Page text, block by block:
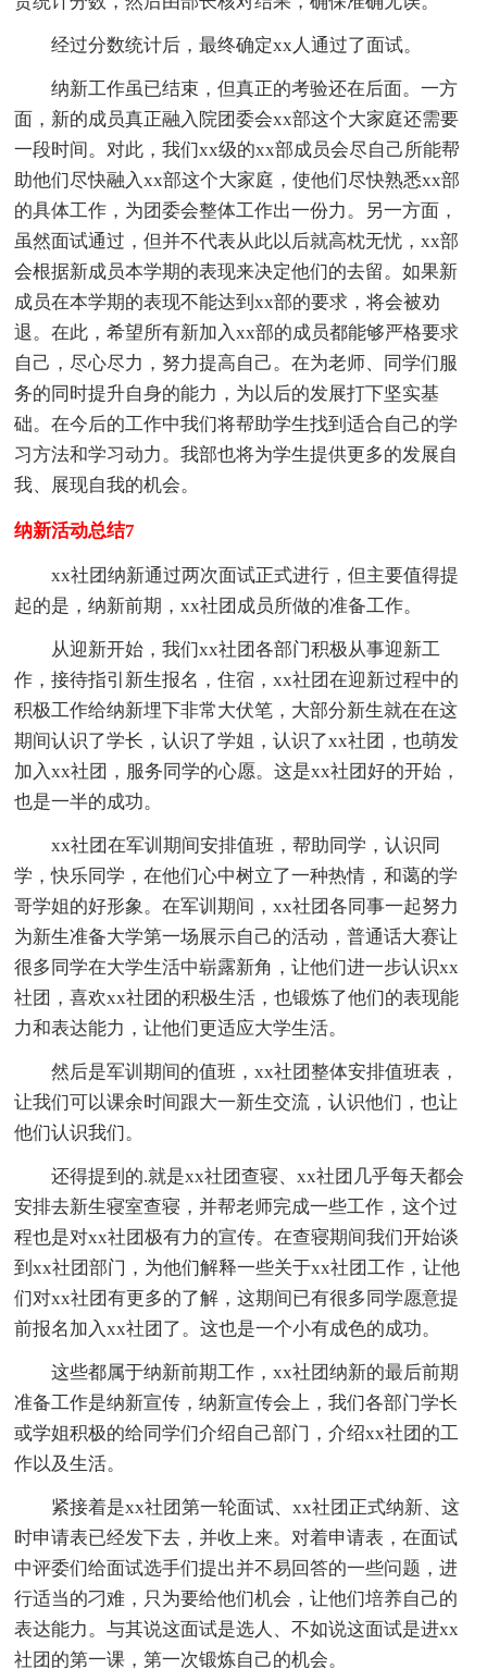
经过分数统计后，最终确定xx人通过了面试。
纳新工作虽已结束，但真正的考验还在后面。一方
面，新的成员真正融入院团委会xx部这个大家庭还需要
一段时间。对此，我们xx级的xx部成员会尽自己所能帮
助他们尽快融入xx部这个大家庭，使他们尽快熟悉xx部
的具体工作，为团委会整体工作出一份力。另一方面，
虽然面试通过，但并不代表从此以后就高枕无忧，xx部
会根据新成员本学期的表现来决定他们的去留。如果新
成员在本学期的表现不能达到xx部的要求，将会被劝
退。在此，希望所有新加入xx部的成员都能够严格要求
自己，尽心尽力，努力提高自己。在为老师、同学们服
务的同时提升自身的能力，为以后的发展打下坚实基
础。在今后的工作中我们将帮助学生找到适合自己的学
习方法和学习动力。我部也将为学生提供更多的发展自
我、展现自我的机会。
纳新活动总结7
xx社团纳新通过两次面试正式进行，但主要值得提
起的是，纳新前期，xx社团成员所做的准备工作。
从迎新开始，我们xx社团各部门积极从事迎新工
作，接待指引新生报名，住宿，xx社团在迎新过程中的
积极工作给纳新埋下非常大伏笔，大部分新生就在在这
期间认识了学长，认识了学姐，认识了xx社团，也萌发
加入xx社团，服务同学的心愿。这是xx社团好的开始，
也是一半的成功。
xx社团在军训期间安排值班，帮助同学，认识同
学，快乐同学，在他们心中树立了一种热情，和蔼的学
哥学姐的好形象。在军训期间，xx社团各同事一起努力
为新生准备大学第一场展示自己的活动，普通话大赛让
很多同学在大学生活中崭露新角，让他们进一步认识xx
社团，喜欢xx社团的积极生活，也锻炼了他们的表现能
力和表达能力，让他们更适应大学生活。
然后是军训期间的值班，xx社团整体安排值班表，
让我们可以课余时间跟大一新生交流，认识他们，也让
他们认识我们。
还得提到的.就是xx社团查寝、xx社团几乎每天都会
安排去新生寝室查寝，并帮老师完成一些工作，这个过
程也是对xx社团极有力的宣传。在查寝期间我们开始谈
到xx社团部门，为他们解释一些关于xx社团工作，让他
们对xx社团有更多的了解，这期间已有很多同学愿意提
前报名加入xx社团了。这也是一个小有成色的成功。
这些都属于纳新前期工作，xx社团纳新的最后前期
准备工作是纳新宣传，纳新宣传会上，我们各部门学长
或学姐积极的给同学们介绍自己部门，介绍xx社团的工
作以及生活。
紧接着是xx社团第一轮面试、xx社团正式纳新、这
时申请表已经发下去，并收上来。对着申请表，在面试
中评委们给面试选手们提出并不易回答的一些问题，进
行适当的刁难，只为要给他们机会，让他们培养自己的
表达能力。与其说这面试是选人、不如说这面试是进xx
社团的第一课，第一次锻炼自己的机会。